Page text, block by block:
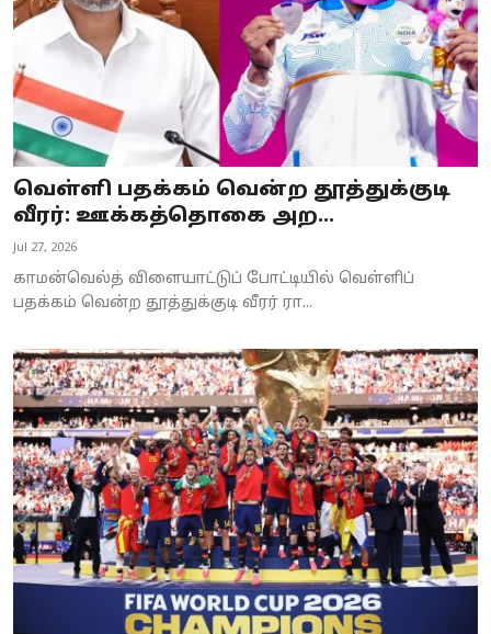
Crime
Tamilnadu
National
World
Astrology
Spirituality
Weather
Politics
வெள்ளி பதக்கம் வென்ற தூத்துக்குடி
வீரர்: ஊக்கத்தொகை அற...
Jul 27, 2026
காமன்வெல்த் விளையாட்டுப் போட்டியில் வெள்ளிப்
பதக்கம் வென்ற தூத்துக்குடி வீரர் ரா...